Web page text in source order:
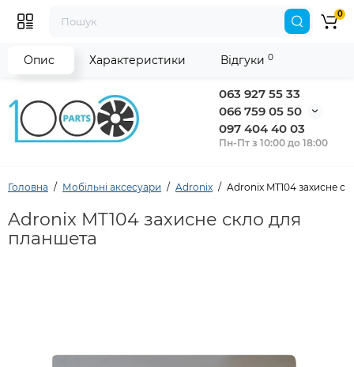
063 927 55 33
066 759 05 50
097 404 40 03
Пн-Пт з 10:00 до 18:00
0
Головна Мобільні аксесуари Adronix Adronix MT104 захисне
Adronix MT104 захисне скло для
планшета
Опис Характеристики Відгуки 0